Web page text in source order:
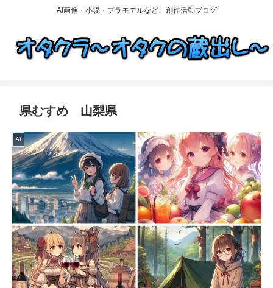
AI画像・小説・プラモデルなど、創作活動ブログ
県むすめ 山梨県
AI